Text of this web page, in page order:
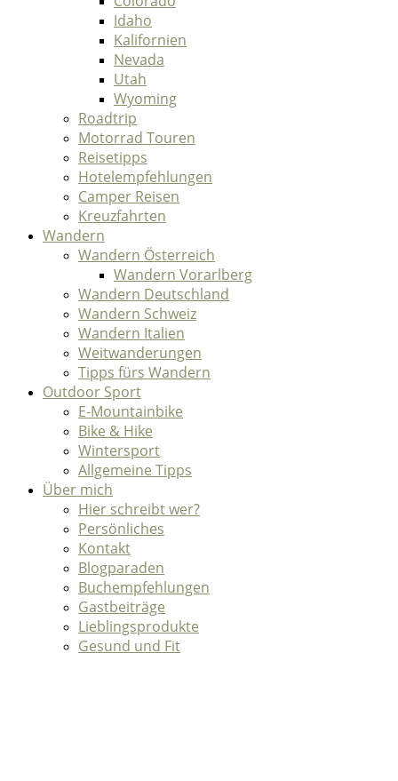
Idaho
Kalifornien
Nevada
Utah
Wyoming
Roadtrip
Motorrad Touren
Reisetipps
Hotelempfehlungen
Camper Reisen
Kreuzfahrten
Wandern
Wandern Österreich
Wandern Vorarlberg
Wandern Deutschland
Wandern Schweiz
Wandern Italien
Weitwanderungen
Tipps fürs Wandern
Outdoor Sport
E-Mountainbike
Bike & Hike
Wintersport
Allgemeine Tipps
Über mich
Hier schreibt wer?
Persönliches
Kontakt
Blogparaden
Buchempfehlungen
Gastbeiträge
Lieblingsprodukte
Gesund und Fit